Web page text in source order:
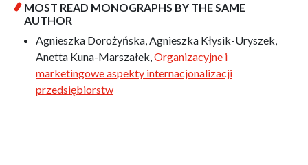
MOST READ MONOGRAPHS BY THE SAME
AUTHOR
Agnieszka Dorożyńska, Agnieszka Kłysik-Uryszek,
Anetta Kuna-Marszałek,Organizacyjne i
marketingowe aspekty internacjonalizacji
przedsiębiorstw